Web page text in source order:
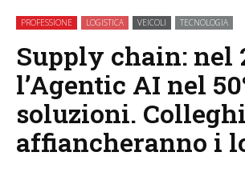
PROFESSIONE LOGISTICA VEICOLI TECNOLOGIA
Supply chain: nel
l’Agentic AI nel
soluzioni.
affiancheranno i